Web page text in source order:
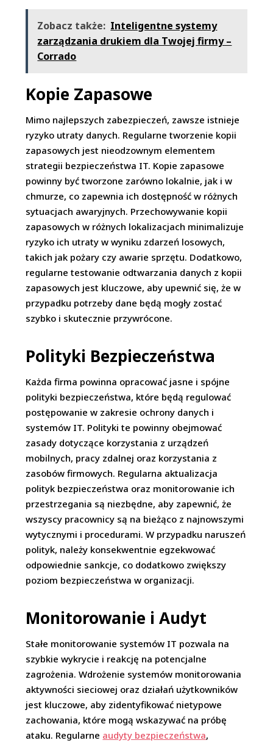
Zobacz także: Inteligentne systemy
zarządzania drukiem dla Twojej firmy –
Corrado
Kopie Zapasowe
Mimo najlepszych zabezpieczeń, zawsze istnieje
ryzyko utraty danych. Regularne tworzenie kopii
zapasowych jest nieodzownym elementem
strategii bezpieczeństwa IT. Kopie zapasowe
powinny być tworzone zarówno lokalnie, jak i w
chmurze, co zapewnia ich dostępność w różnych
sytuacjach awaryjnych. Przechowywanie kopii
zapasowych w różnych lokalizacjach minimalizuje
ryzyko ich utraty w wyniku zdarzeń losowych,
takich jak pożary czy awarie sprzętu. Dodatkowo,
regularne testowanie odtwarzania danych z kopii
zapasowych jest kluczowe, aby upewnić się, że w
przypadku potrzeby dane będą mogły zostać
szybko i skutecznie przywrócone.
Polityki Bezpieczeństwa
Każda firma powinna opracować jasne i spójne
polityki bezpieczeństwa, które będą regulować
postępowanie w zakresie ochrony danych i
systemów IT. Polityki te powinny obejmować
zasady dotyczące korzystania z urządzeń
mobilnych, pracy zdalnej oraz korzystania z
zasobów firmowych. Regularna aktualizacja
polityk bezpieczeństwa oraz monitorowanie ich
przestrzegania są niezbędne, aby zapewnić, że
wszyscy pracownicy są na bieżąco z najnowszymi
wytycznymi i procedurami. W przypadku naruszeń
polityk, należy konsekwentnie egzekwować
odpowiednie sankcje, co dodatkowo zwiększy
poziom bezpieczeństwa w organizacji.
Monitorowanie i Audyt
Stałe monitorowanie systemów IT pozwala na
szybkie wykrycie i reakcję na potencjalne
zagrożenia. Wdrożenie systemów monitorowania
aktywności sieciowej oraz działań użytkowników
jest kluczowe, aby zidentyfikować nietypowe
zachowania, które mogą wskazywać na próbę
ataku. Regularne audyty bezpieczeństwa,